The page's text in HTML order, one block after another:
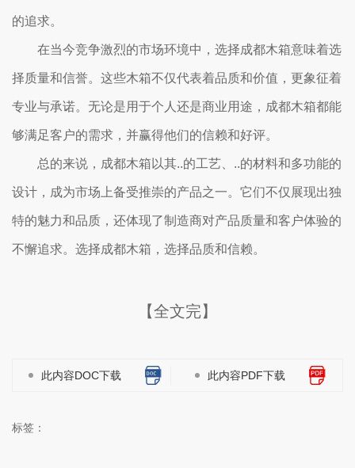
的追求。
在当今竞争激烈的市场环境中，选择成都木箱意味着选
择质量和信誉。这些木箱不仅代表着品质和价值，更象征着
专业与承诺。无论是用于个人还是商业用途，成都木箱都能
够满足客户的需求，并赢得他们的信赖和好评。
总的来说，成都木箱以其..的工艺、..的材料和多功能的
设计，成为市场上备受推崇的产品之一。它们不仅展现出独
特的魅力和品质，还体现了制造商对产品质量和客户体验的
不懈追求。选择成都木箱，选择品质和信赖。
【全文完】
此内容DOC下载 此内容PDF下载
标签：